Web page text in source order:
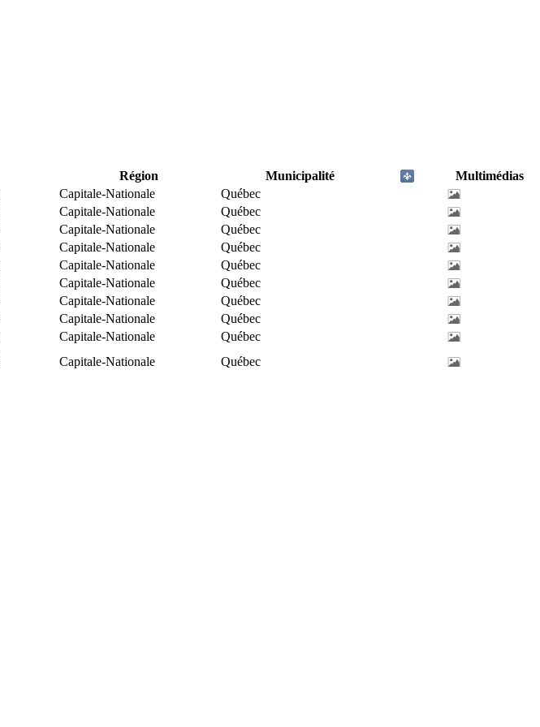
Région Municipalité
Multimédias
Capitale-Nationale
Québec
Capitale-Nationale
Québec
Capitale-Nationale
Québec
Capitale-Nationale
Québec
Capitale-Nationale
Québec
Capitale-Nationale
Québec
Capitale-Nationale
Québec
Capitale-Nationale
Québec
Capitale-Nationale
Québec
Capitale-Nationale Québec